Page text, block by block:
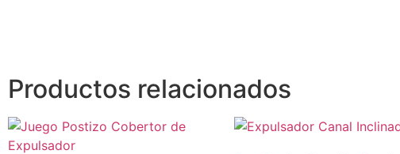
Productos relacionados